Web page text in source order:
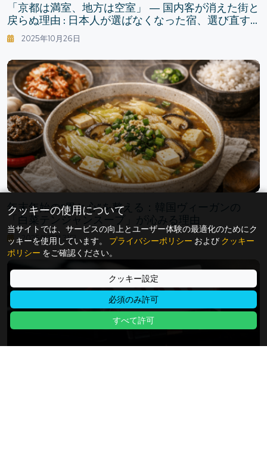
クッキーの使用について
当サイトでは、サービスの向上とユーザー体験の最適化のためにク
ッキーを使用しています。 プライバシーポリシー および クッキー
ポリシー をご確認ください。
クッキー設定
必須のみ許可
すべて許可
「京都は満室、地方は空室」 — 国内客が消えた街と
戻らぬ理由 : 日本人が選ばなくなった宿、選び直す
余暇2025年10月26日
年末年始の“胃と心”を整える：韓国ヴィーガンの
「白菜テンジャンスープ」が沁みる理由
2025年12月31日